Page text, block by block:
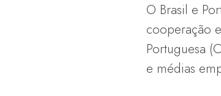
O Brasil e
cooperação
Portuguesa
e médias